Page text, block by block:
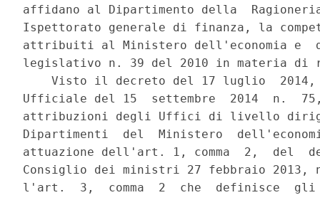
affidano al Dipartimento della
Ispettorato generale di finanza, la
attribuiti al Ministero dell'economia e
legislativo n. 39 del 2010 in materia
Visto il decreto del 17 luglio
Ufficiale del 15  settembre  2014  n.
attribuzioni degli Uffici di livello
Dipartimenti  del  Ministero
attuazione dell'art. 1, comma  2,  del
Consiglio dei ministri 27 febbraio
l'art.  3,  comma  2  che  definisce